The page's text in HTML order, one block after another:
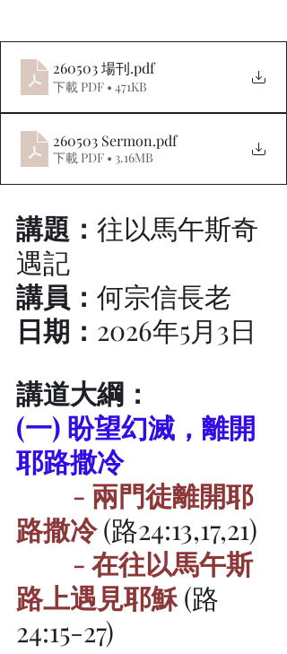
260503 場刊.pdf
下載 PDF • 471KB
260503 Sermon.pdf
下載 PDF • 3.16MB
講題： 往以馬午斯奇
遇記
講員： 何宗信長老
日期： 2026年5月3日
講道大綱：
(一) 盼望幻滅，離開
耶路撒冷
路撒冷 (路24:13,17,21)
- 在往以馬午斯
路上遇見耶穌 (路
24:15-27)